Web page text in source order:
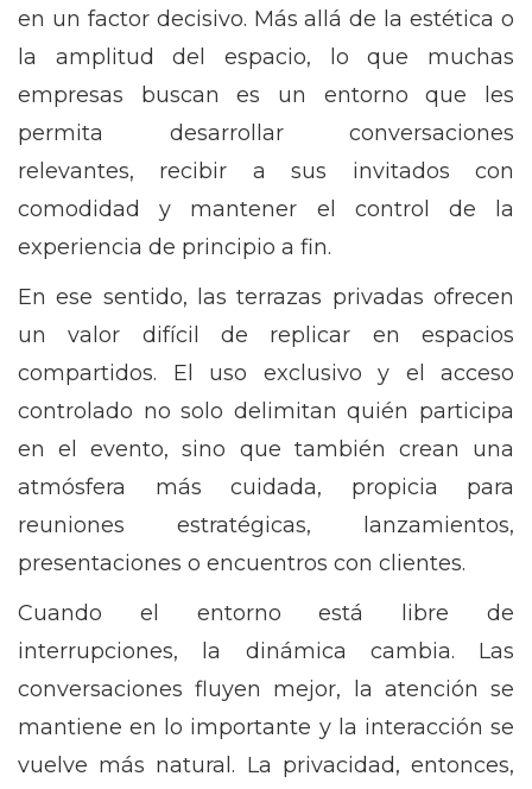
en un factor decisivo. Más allá de la estética o
la amplitud del espacio, lo que muchas
empresas buscan es un entorno que les
permita desarrollar conversaciones
relevantes, recibir a sus invitados con
comodidad y mantener el control de la
experiencia de principio a fin.
En ese sentido, las terrazas privadas ofrecen
un valor difícil de replicar en espacios
compartidos. El uso exclusivo y el acceso
controlado no solo delimitan quién participa
en el evento, sino que también crean una
atmósfera más cuidada, propicia para
reuniones estratégicas, lanzamientos,
presentaciones o encuentros con clientes.
Cuando el entorno está libre de
interrupciones, la dinámica cambia. Las
conversaciones fluyen mejor, la atención se
mantiene en lo importante y la interacción se
vuelve más natural. La privacidad, entonces,